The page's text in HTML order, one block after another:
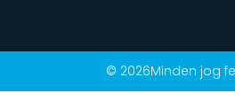
© 2026Minden jog